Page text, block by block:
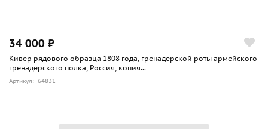
34 000 ₽
Кивер рядового образца 1808 года, гренадерской роты армейского
гренадерского полка, Россия, копия...
Артикул: 64831